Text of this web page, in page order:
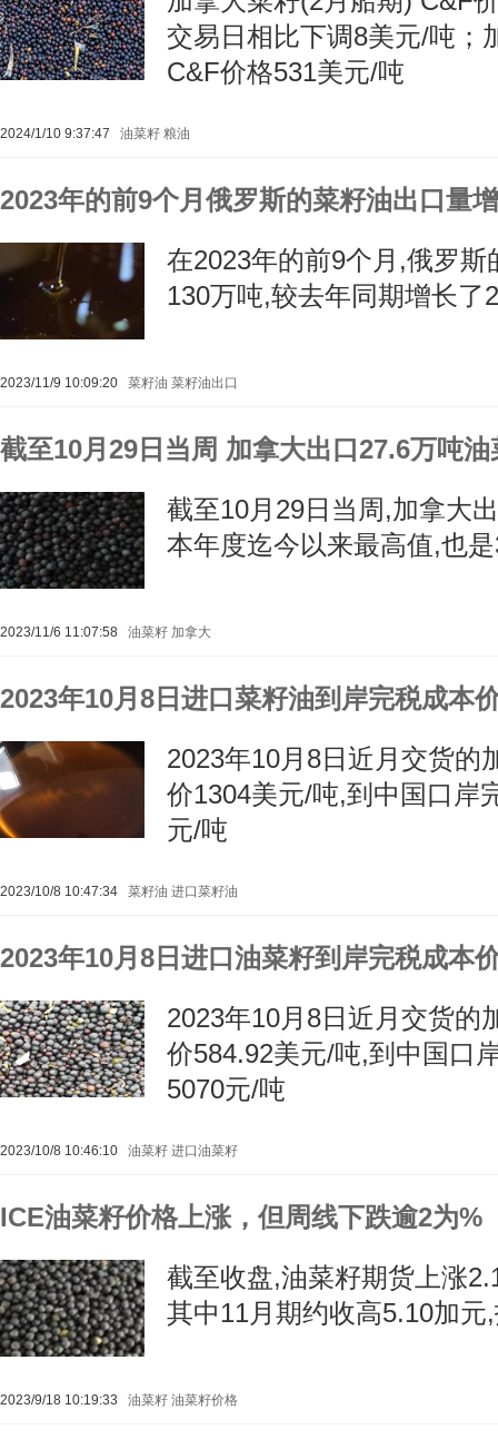
交易日相比下调8美元/吨；
C&F价格531美元/吨
2024/1/10 9:37:47 油菜籽 粮油
2023年的前9个月俄罗斯的菜籽油出口量
在2023年的前9个月,俄罗
130万吨,较去年同期增长了
2023/11/9 10:09:20 菜籽油 菜籽油出口
截至10月29日当周 加拿大出口27.6万吨油
截至10月29日当周,加拿大
本年度迄今以来最高值,也
2023/11/6 11:07:58 油菜籽 加拿大
2023年10月8日进口菜籽油到岸完税成本
2023年10月8日近月交货的
价1304美元/吨,到中国口岸
元/吨
2023/10/8 10:47:34 菜籽油 进口菜籽油
2023年10月8日进口油菜籽到岸完税成本
2023年10月8日近月交货的
价584.92美元/吨,到中国口
5070元/吨
2023/10/8 10:46:10 油菜籽 进口油菜籽
ICE油菜籽价格上涨，但周线下跌逾2为%
截至收盘,油菜籽期货上涨
其中11月期约收高5.10加元
2023/9/18 10:19:33 油菜籽 油菜籽价格